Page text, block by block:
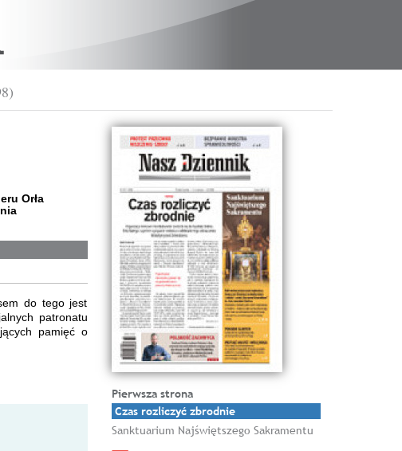
Orła
do tego jest
patronatu
pamięć o
Pierwsza strona
Czas rozliczyć zbrodnie
Sanktuarium Najświętszego Sakramentu